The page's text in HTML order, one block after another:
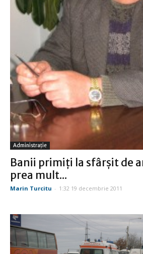
Administraţie
Banii primiţi la sfârşit de
prea mult...
Marin Turcitu - 1:32 19 decembrie 2011